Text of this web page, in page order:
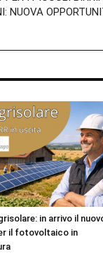
NUOVA
in arrivo il
il fotovoltaico in